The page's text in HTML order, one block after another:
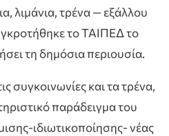
λιμάνια, τρένα — εξάλλου
το ΤΑΙΠΕΔ το
τη δημόσια περιουσία.
συγκοινωνίες και τα τρένα,
παράδειγμα του
ιδιωτικοποίησης- νέας